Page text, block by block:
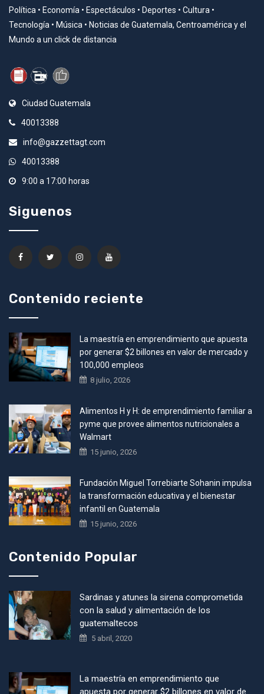
Política • Economía • Espectáculos • Deportes • Cultura •
Tecnología • Música • Noticias de Guatemala, Centroamérica y el
Mundo a un click de distancia
Ciudad Guatemala
40013388
info@gazzettagt.com
40013388
9:00 a 17:00 horas
Siguenos
Contenido reciente
La maestría en emprendimiento que apuesta
por generar $2 billones en valor de mercado y
100,000 empleos
8 julio, 2026
Alimentos H y H: de emprendimiento familiar a
pyme que provee alimentos nutricionales a
Walmart
15 junio, 2026
Fundación Miguel Torrebiarte Sohanin impulsa
la transformación educativa y el bienestar
infantil en Guatemala
15 junio, 2026
Contenido Popular
Sardinas y atunes la sirena comprometida
con la salud y alimentación de los
guatemaltecos
5 abril, 2020
La maestría en emprendimiento que
apuesta por generar $2 billones en valor de